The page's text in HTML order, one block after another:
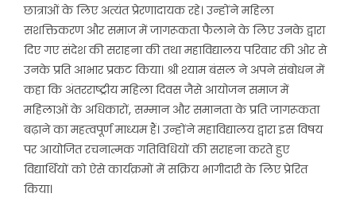
छात्राओं के लिए अत्यंत प्रेरणादायक रहे। उन्होंने महिला
सशक्तिकरण और समाज में जागरूकता फैलाने के लिए उनके द्वारा
दिए गए संदेश की सराहना की तथा महाविद्यालय परिवार की ओर से
उनके प्रति आभार प्रकट किया। श्री श्याम बंसल ने अपने संबोधन में
कहा कि अंतरराष्ट्रीय महिला दिवस जैसे आयोजन समाज में
महिलाओं के अधिकारों, सम्मान और समानता के प्रति जागरूकता
बढ़ाने का महत्वपूर्ण माध्यम हैं। उन्होंने महाविद्यालय द्वारा इस विषय
पर आयोजित रचनात्मक गतिविधियों की सराहना करते हुए
विद्यार्थियों को ऐसे कार्यक्रमों में सक्रिय भागीदारी के लिए प्रेरित
किया।